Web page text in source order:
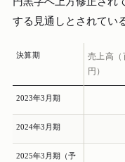
する見通しとされてい
決算期
売上高（
円）
2023年3月期
2024年3月期
2025年3月期（予